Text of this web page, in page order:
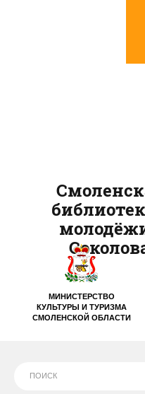
МИНИСТЕРСТВО
КУЛЬТУРЫ И ТУРИЗМА
СМОЛЕНСКОЙ ОБЛАСТИ